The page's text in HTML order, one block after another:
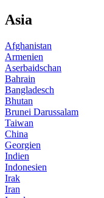
Asia
Afghanistan
Armenien
Aserbaidschan
Bahrain
Bangladesch
Bhutan
Brunei Darussalam
Taiwan
China
Georgien
Indien
Indonesien
Irak
Iran